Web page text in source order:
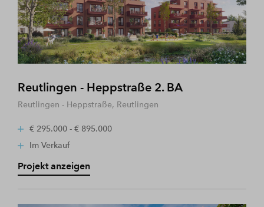
Reutlingen - Heppstraße 2. BA
Reutlingen - Heppstraße, Reutlingen
€ 295.000 - € 895.000
Im Verkauf
Projekt anzeigen